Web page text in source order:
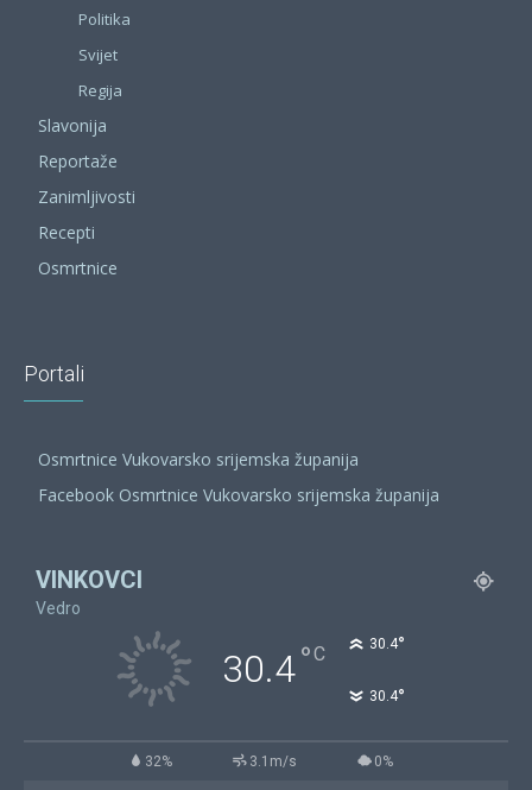
Politika
Svijet
Regija
Slavonija
Reportaže
Zanimljivosti
Recepti
Osmrtnice
Portali
Osmrtnice Vukovarsko srijemska županija
Facebook Osmrtnice Vukovarsko srijemska županija
VINKOVCI
Vedro
30.4°C 30.4°
30.4°
32% 3.1m/s 0%